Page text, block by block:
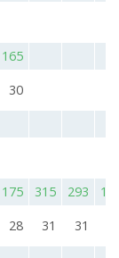
165
30
175 315 293
28 31 31